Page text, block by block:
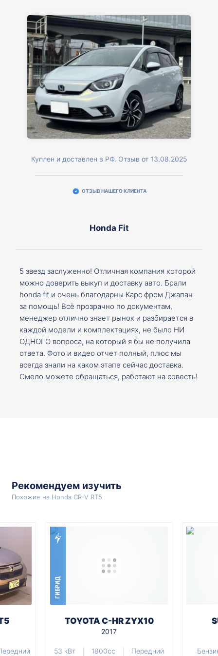
Куплен и доставлен в РФ. Отзыв от 13.08.2025
ОТЗЫВ НАШЕГО КЛИЕНТА
Honda Fit
5 звезд заслуженно! Отличная компания которой
можно доверить выкуп и доставку авто. Брали
honda fit и очень благодарны Карс фром Джапан
за помощь! Всё прозрачно по документам,
менеджер отлично знает рынок и разбирается в
каждой модели и комплектациях, не было НИ
ОДНОГО вопроса, на который я бы не получила
ответа. Фото и видео отчет полный, плюс мы
всегда знали на каком этапе сейчас доставка.
Смело можете обращаться, работают на совесть!
Рекомендуем изучить
Похожие на Honda CR-V RT5
ГИБРИД
TOYOTA C-HR ZYX10
2017
53 кВт 1800cc Передний